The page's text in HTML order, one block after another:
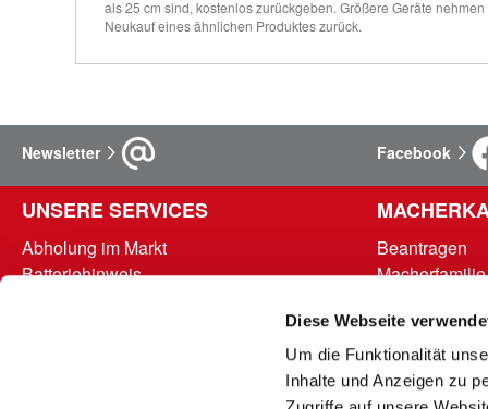
Diese Webseite
Um die Funktionalität
Inhalte und Anzeigen zu
als 25 cm sind, kostenlos zurückgeben. Größere Geräte
Neukauf eines ähnlichen Produktes zurück.
Newsletter Facebook
UNSERE SERVICES
Abholung im Markt
Batteriehinweis
Hinweise zur Entsorgung und Rücknahme
Beantragen
Macherfamilie